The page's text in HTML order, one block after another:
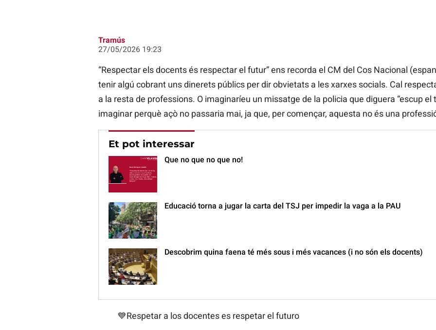
Tramús
27/05/2026 19:23
“Respectar els docents és respectar el futur” ens recorda el CM del Cos Nacional
tenir algú cobrant uns dinerets públics per dir obvietats a les xarxes socials. Cal
a la resta de professions. O imaginaríeu un missatge de la policia que diguera “escup el
imaginar perquè açò no passaria mai, ja que, per començar, aquesta no és una
Et pot interessar
Que no que no que no!
Educació torna a jugar la carta del TSJ per impedir la vaga a la PAU
Descobrim quina faena té més sous i més vacances (i no són els docents)
💙Respetar a los docentes es respetar el futuro